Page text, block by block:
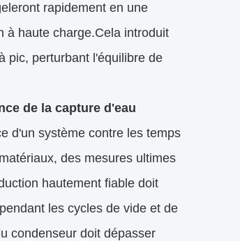
rapidement en une
à haute charge.Cela introduit
pic, perturbant l'équilibre de
de la capture d'eau
d'un système contre les temps
des mesures ultimes
hautement fiable doit
les cycles de vide et de
condenseur doit dépasser